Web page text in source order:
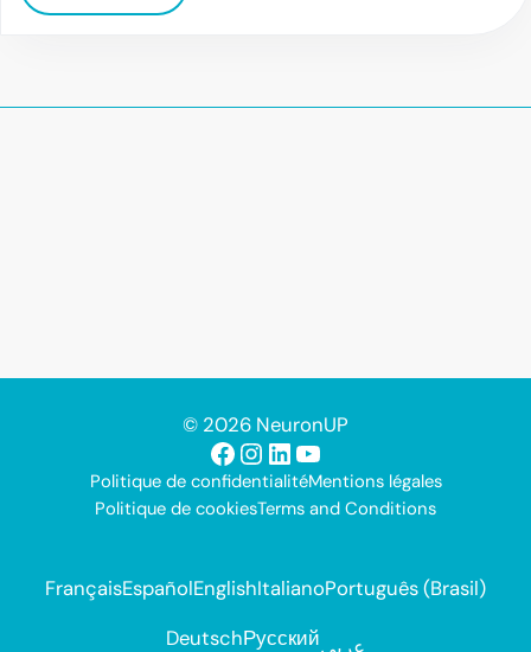
© 2026 NeuronUP
Facebook
Instagram
LinkedIn
YouTube
Politique de confidentialitéMentions légales
Politique de cookiesTerms and Conditions
FrançaisEspañolEnglishItalianoPortuguês (Brasil)
DeutschРусский